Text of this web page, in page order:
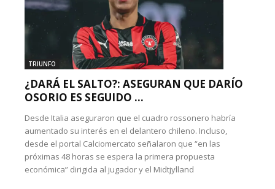
TRIUNFO
¿DARÁ EL SALTO?: ASEGURAN QUE DARÍO
OSORIO ES SEGUIDO ...
Desde Italia aseguraron que el cuadro rossonero habría
aumentado su interés en el delantero chileno. Incluso,
desde el portal Calciomercato señalaron que “en las
próximas 48 horas se espera la primera propuesta
económica” dirigida al jugador y el Midtjylland